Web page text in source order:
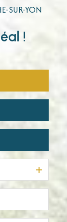
SUR-YON
!